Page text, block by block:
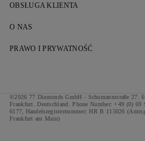
OBSŁUGA KLIENTA
Skontaktuj się z nami
Regulamin finansowania
Kalkulator podatków i ceł
O NAS
Nasza Historia
Odpowiedzialne Zaopatrzenie
Naciśnij
PRAWO I PRYWATNOŚĆ
Regulamin
©2026 77 Diamonds GmbH - Schumannstraße 27.
Frankfurt. Deutschland. Phone Number: +49 (0) 69
6177,
Handelsregisternummer: HR B 115026
Frankfurt am Main)